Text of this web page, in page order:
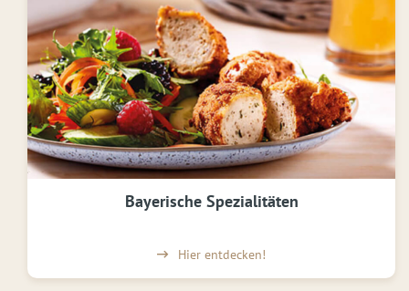
Bayerische Spezialitäten
Hier entdecken!